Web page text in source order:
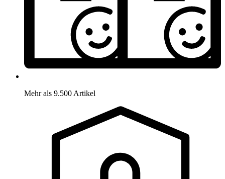
Mehr als 9.500 Artikel